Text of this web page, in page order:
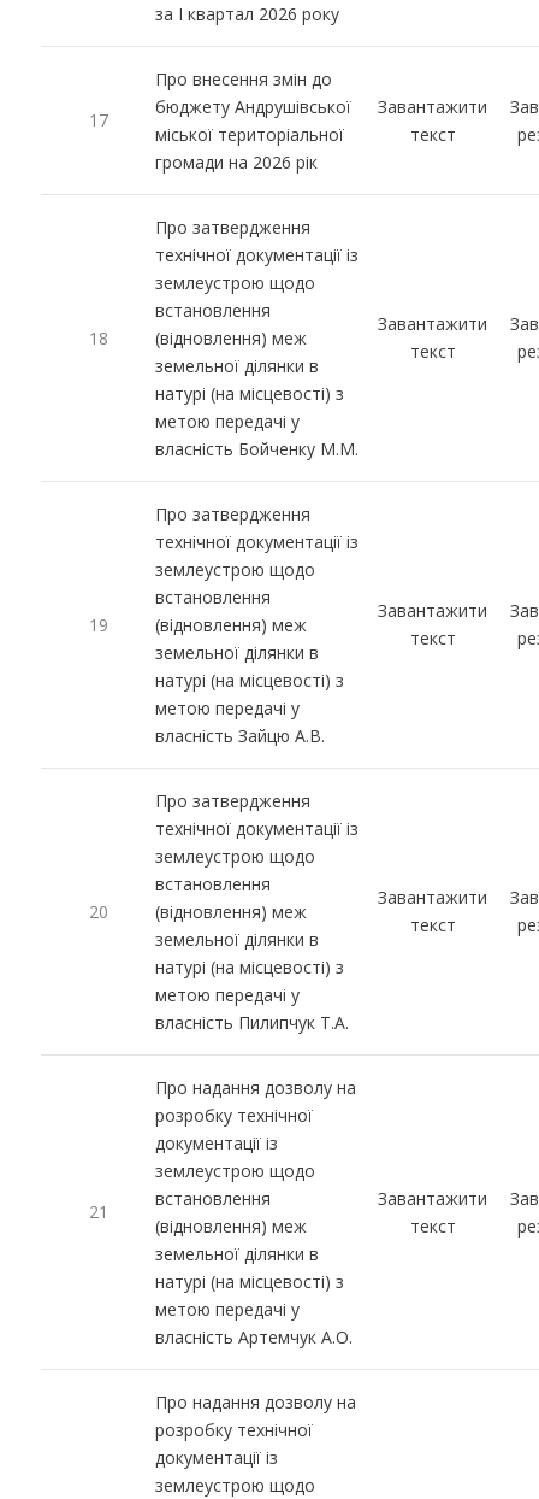
за І квартал 2026 року
17
Про внесення змін до
бюджету Андрушівської
міської територіальної
громади на 2026 рік
Завантажити
текст
18
Про затвердження
технічної документації із
землеустрою щодо
встановлення
(відновлення) меж
земельної ділянки в
натурі (на місцевості) з
метою передачі у
власність Бойченку М.М.
Завантажити
текст
19
Про затвердження
технічної документації із
землеустрою щодо
встановлення
(відновлення) меж
земельної ділянки в
натурі (на місцевості) з
метою передачі у
власність Зайцю А.В.
Завантажити
текст
20
Про затвердження
технічної документації із
землеустрою щодо
встановлення
(відновлення) меж
земельної ділянки в
натурі (на місцевості) з
метою передачі у
власність Пилипчук Т.А.
Завантажити
текст
21
Про надання дозволу на
розробку технічної
документації із
землеустрою щодо
встановлення
(відновлення) меж
земельної ділянки в
натурі (на місцевості) з
метою передачі у
власність Артемчук А.О.
Завантажити
текст
Про надання дозволу на
розробку технічної
документації із
землеустрою щодо